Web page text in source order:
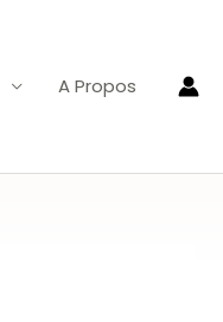
A Propos